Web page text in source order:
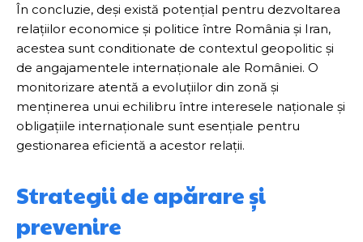
În concluzie, deși există potențial pentru dezvoltarea
relațiilor economice și politice între România și Iran,
acestea sunt conditionate de contextul geopolitic și
de angajamentele internaționale ale României. O
monitorizare atentă a evoluțiilor din zonă și
menținerea unui echilibru între interesele naționale și
obligațiile internaționale sunt esențiale pentru
gestionarea eficientă a acestor relații.
Strategii de apărare și
prevenire